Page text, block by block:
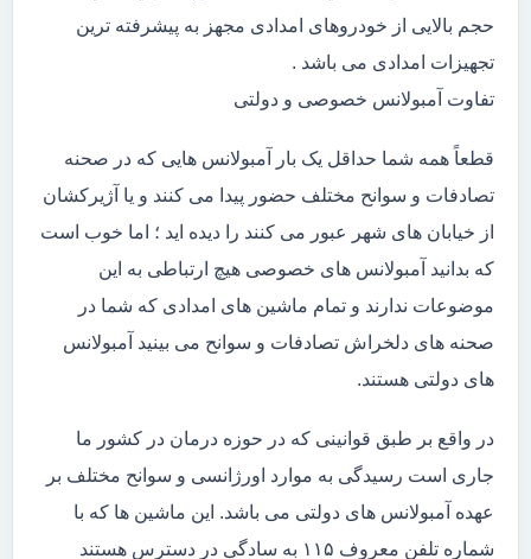
حجم بالایی از خودروهای امدادی مجهز به پیشرفته ترین
تجهیزات امدادی می باشد .
تفاوت آمبولانس خصوصی و دولتی
قطعاً همه شما حداقل یک بار آمبولانس هایی که در صحنه
تصادفات و سوانح مختلف حضور پیدا می کنند و یا آژیرکشان
از خیابان های شهر عبور می کنند را دیده اید ؛ اما خوب است
که بدانید آمبولانس های خصوصی هیچ ارتباطی به این
موضوعات ندارند و تمام ماشین های امدادی که شما در
صحنه های دلخراش تصادفات و سوانح می بینید آمبولانس
های دولتی هستند.
در واقع بر طبق قوانینی که در حوزه درمان در کشور ما
جاری است رسیدگی به موارد اورژانسی و سوانح مختلف بر
عهده آمبولانس های دولتی می باشد. این ماشین ها که با
شماره تلفن معروف ۱۱۵ به سادگی در دسترس هستند